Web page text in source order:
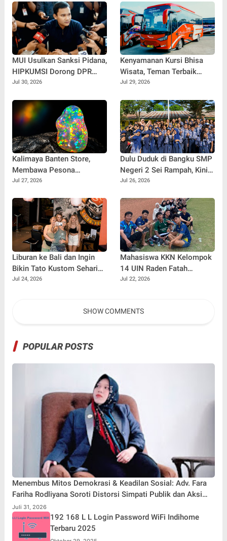
MUI Usulkan Sanksi Pidana,
HIPKUMSI Dorong DPR
Segera Bertindak
Jul 30, 2026
Kenyamanan Kursi Bhisa
Wisata, Teman Terbaik
untuk Perjalanan Jauh
Jul 29, 2026
Kalimaya Banten Store,
Membawa Pesona
Kalimaya Banten
dan Internasional
Jul 27, 2026
Dulu Duduk di Bangku SMP
Negeri 2 Sei Rampah, Kini
Penulis Mulai Aja Dulu
sebagai Pemateri untuk
Menginspirasi Generasi
Muda
Jul 26, 2026
Liburan ke Bali dan Ingin
Bikin Tato Kustom Sehari
Jadi? Ini Panduannya
Jul 24, 2026
Mahasiswa KKN Kelompok
14 UIN Raden Fatah
Palembang Jalin
Lewat Sparing Sepak Bola
Jul 22, 2026
SHOW COMMENTS
POPULAR POSTS
Menembus Mitos Demokrasi & Keadilan Sosial: Adv. Fara
Fariha Rodliyana Soroti Distorsi Simpati Publik dan Aksi
Main Hakim Sendiri
Juli 31, 2026
192 168 L L Login Password WiFi Indihome
Terbaru 2025